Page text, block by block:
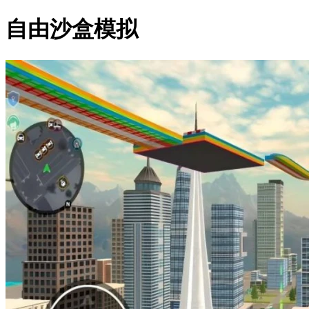
自由沙盒模拟